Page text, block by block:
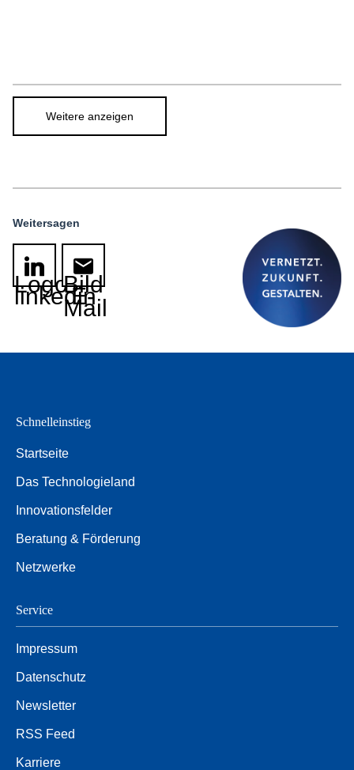
Weitere anzeigen
Weitersagen
Logo
linkedin
Bild
E-
Mail
Schnelleinstieg
Startseite
Das Technologieland
Innovationsfelder
Beratung & Förderung
Netzwerke
Service
Impressum
Datenschutz
Newsletter
RSS Feed
Karriere